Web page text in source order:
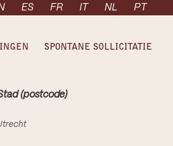
ES FR IT NL PT
SPONTANE SOLLICITATIE
(postcode)